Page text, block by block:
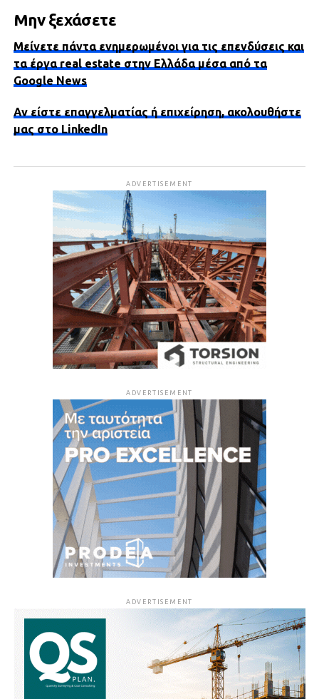
Μην ξεχάσετε
Μείνετε πάντα ενημερωμένοι για τις επενδύσεις και
τα έργα real estate στην Ελλάδα μέσα από τα
Google News
Αν είστε επαγγελματίας ή επιχείρηση, ακολουθήστε
μας στο LinkedIn
ADVERTISEMENT
ADVERTISEMENT
ADVERTISEMENT